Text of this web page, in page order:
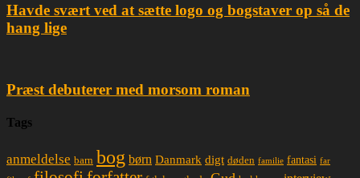
Havde svært ved at sætte logo og bogstaver op så de
hang lige
Præst debuterer med morsom roman
Tags
anmeldelse barn bog børn Danmark digt døden familie fantasi far